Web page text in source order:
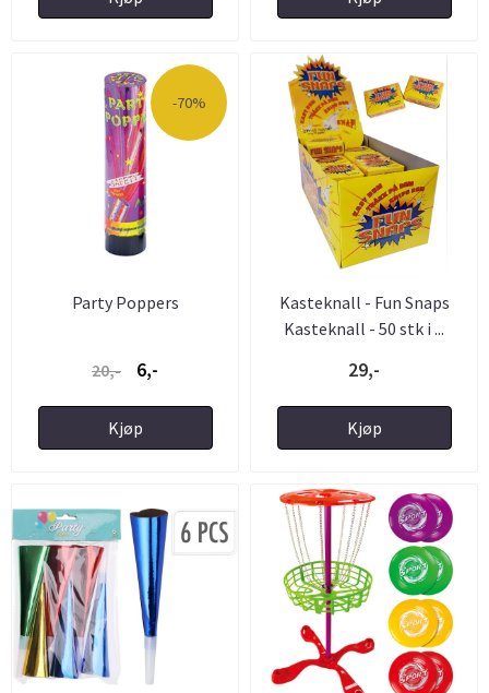
-70%
Party Poppers
20,- 6,-
Kjøp
Kasteknall - Fun Snaps
Kasteknall - 50 stk i ...
29,-
Kjøp